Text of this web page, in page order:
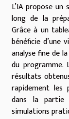
L’IA propose
long de la
Grâce à un
bénéficie d’une
analyse fine de
du programme.
résultats
rapidement les
dans la partie
simulations